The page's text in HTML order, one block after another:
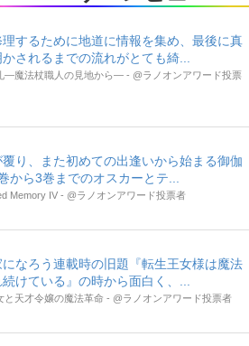
するために地道に情報を集め、最後に真
されるまでの流れがとても綺...
―魔法杖職人の見地から― - @ラノオンアワード投票
り、また初めての出逢いから始まる御伽
から3巻までのオスカーとテ...
Memory IV - @ラノオンアワード投票者
なろう連載時の旧題『転生王女様は魔法
けている』の時から面白く、...
と天才令嬢の魔法革命 - @ラノオンアワード投票者